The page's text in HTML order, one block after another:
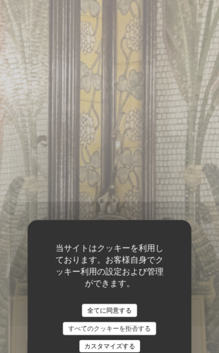
当サイトはクッキーを利用し
ております。お客様自身でク
ッキー利用の設定および管理
ができます。
全てに同意する
すべてのクッキーを拒否する
カスタマイズする